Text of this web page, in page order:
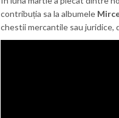
contribuția sa la albumele
chestii mercantile sau juridice,